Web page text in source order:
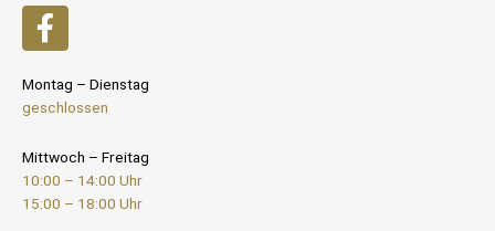
Montag – Dienstag
geschlossen
Mittwoch – Freitag
10:00 – 14:00 Uhr
15:00 – 18:00 Uhr